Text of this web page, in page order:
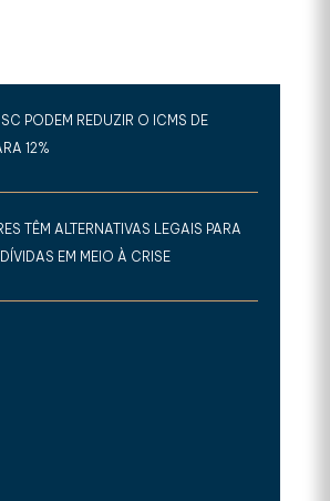
SC PODEM REDUZIR O ICMS DE
12%
TÊM ALTERNATIVAS LEGAIS PARA
EM MEIO À CRISE